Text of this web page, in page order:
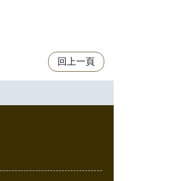
回上一頁